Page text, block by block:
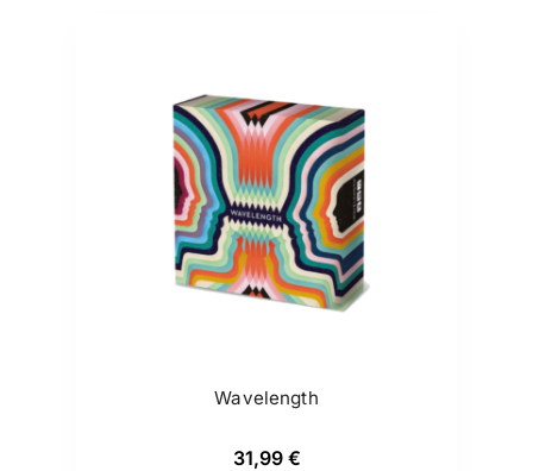
Wavelength
31,99 €